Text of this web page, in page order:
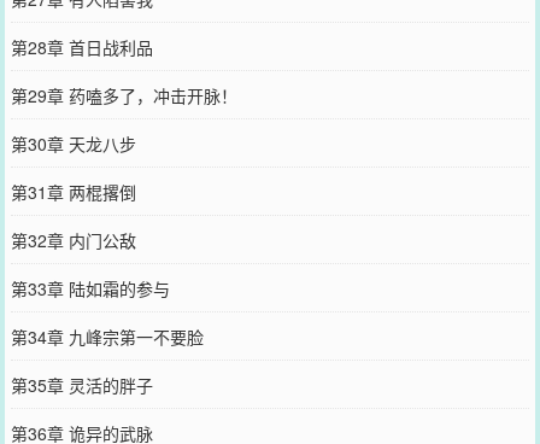
第28章 首日战利品
第29章 药嗑多了，冲击开脉！
第30章 天龙八步
第31章 两棍撂倒
第32章 内门公敌
第33章 陆如霜的参与
第34章 九峰宗第一不要脸
第35章 灵活的胖子
第36章 诡异的武脉